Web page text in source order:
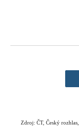
Zdroj: ČT, Český